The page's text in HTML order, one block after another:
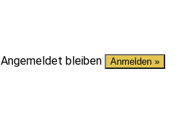
Angemeldet bleiben